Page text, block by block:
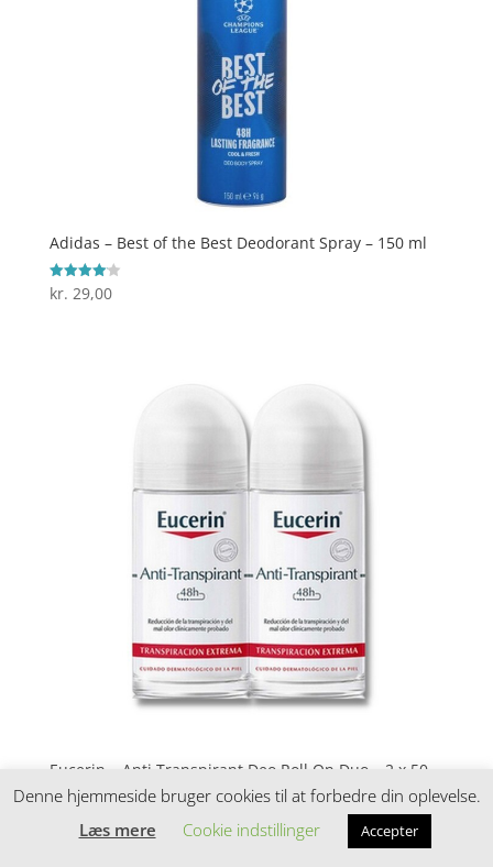
Adidas – Best of the Best Deodorant Spray – 150 ml
Vurderet
4.1
kr. 29,00
Eucerin – Anti Transpirant Deo Roll On Duo – 2 x 50
Vurderet99,00
Denne hjemmeside bruger cookies til at forbedre din oplevelse.
Læs mere
Cookie indstillinger Accepter